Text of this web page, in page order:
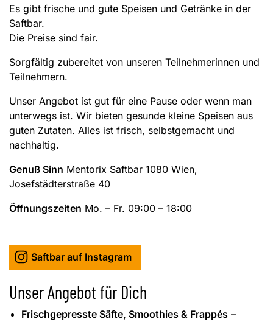
Es gibt frische und gute Speisen und Getränke in der
Saftbar.
Die Preise sind fair.
Sorgfältig zubereitet von unseren Teilnehmerinnen und
Teilnehmern.
Unser Angebot ist gut für eine Pause oder wenn man
unterwegs ist. Wir bieten gesunde kleine Speisen aus
guten Zutaten. Alles ist frisch, selbstgemacht und
nachhaltig.
Genuß Sinn Mentorix Saftbar 1080 Wien,
Josefstädterstraße 40
Öffnungszeiten Mo. – Fr. 09:00 – 18:00
Saftbar auf Instagram
Unser Angebot für Dich
Frischgepresste Säfte, Smoothies & Frappés –